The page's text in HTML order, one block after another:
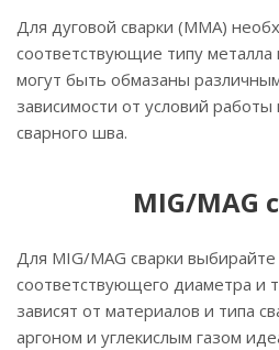
Для дуговой сварки (MMA)
соответствующие типу
могут быть обмазаны
зависимости от условий работы
сварного шва.
MIG/MAG
Для MIG/MAG сварки
соответствующего диаметра и
зависят от материалов и типа
аргоном и углекислым газом